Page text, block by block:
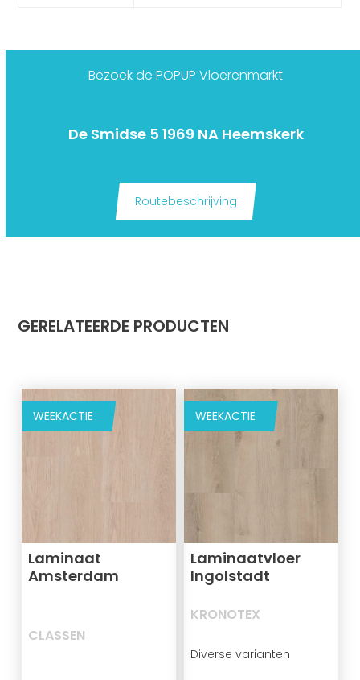
Bezoek de POPUP Vloerenmarkt
De Smidse 5 1969 NA Heemskerk
Routebeschrijving
GERELATEERDE PRODUCTEN
WEEKACTIE
Laminaat
Amsterdam
CLASSEN
WEEKACTIE
Laminaatvloer
Ingolstadt
KRONOTEX
Diverse varianten